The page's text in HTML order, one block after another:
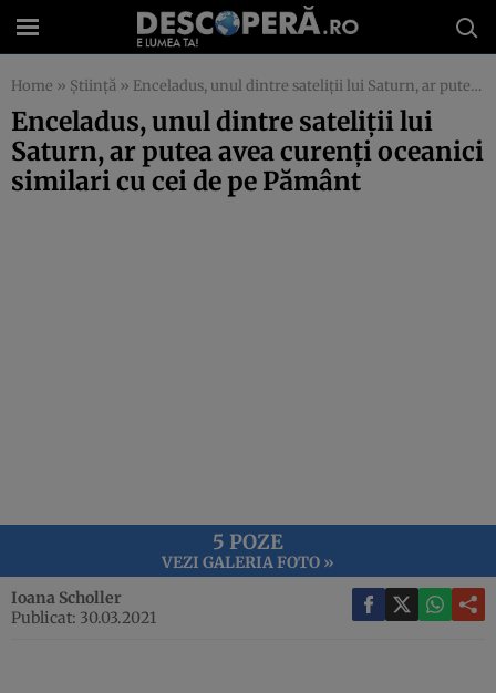
Home » Știință » Enceladus, unul dintre sateliții lui Saturn, ar putea avea curenți oceanici similari cu cei de pe Pământ
Enceladus, unul dintre sateliții lui
Saturn, ar putea avea curenți oceanici
similari cu cei de pe Pământ
5 POZE
VEZI GALERIA FOTO »
Ioana Scholler
Publicat: 30.03.2021